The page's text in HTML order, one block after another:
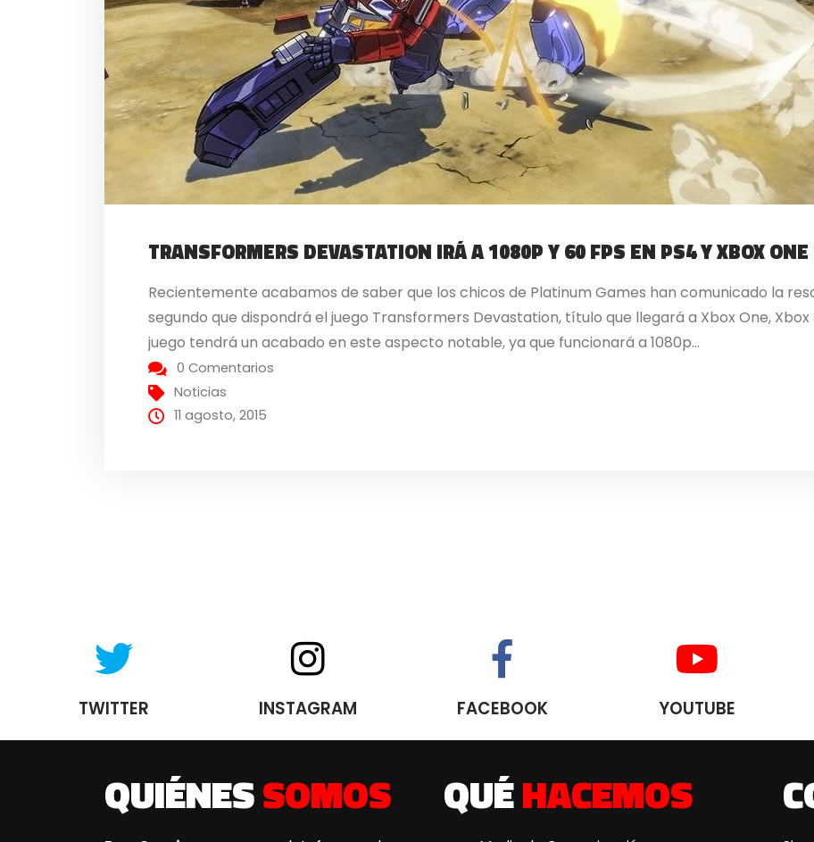
TRANSFORMERS DEVASTATION IRÁ A 1080P Y 60 FPS EN PS4 Y XBOX ONE
Recientemente acabamos de saber que los chicos de Platinum Games han comunicado la
segundo que dispondrá el juego Transformers Devastation, título que llegará a Xbox One, Xbox
juego tendrá un acabado en este aspecto notable, ya que funcionará a 1080p...
0 Comentarios
Noticias
11 agosto, 2015
TWITTER INSTAGRAM FACEBOOK YOUTUBE
QUIÉNESSOMOS QUÉHACEMOS